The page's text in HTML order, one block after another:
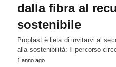
dalla fibra al
sostenibile
Proplast è lieta di invitarvi al
alla sostenibilità: Il percorso
1 anno ago